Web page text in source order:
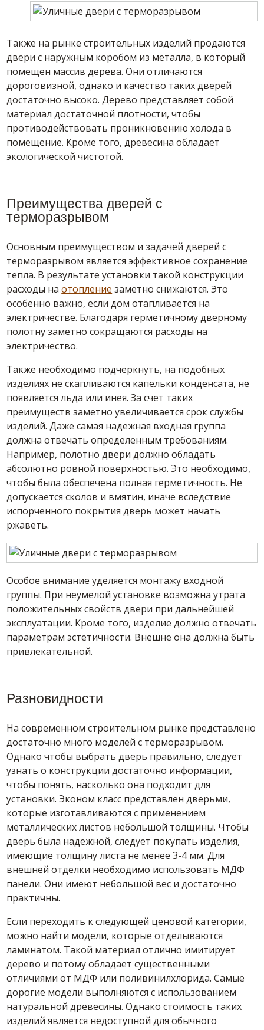
Также на рынке строительных изделий продаются
двери с наружным коробом из металла, в который
помещен массив дерева. Они отличаются
дороговизной, однако и качество таких дверей
достаточно высоко. Дерево представляет собой
материал достаточной плотности, чтобы
противодействовать проникновению холода в
помещение. Кроме того, древесина обладает
экологической чистотой.
Преимущества дверей с
терморазрывом
Основным преимуществом и задачей дверей с
терморазрывом является эффективное сохранение
тепла. В результате установки такой конструкции
расходы наотопление заметно снижаются. Это
особенно важно, если дом отапливается на
электричестве. Благодаря герметичному дверному
полотну заметно сокращаются расходы на
электричество.
Также необходимо подчеркнуть, на подобных
изделиях не скапливаются капельки конденсата, не
появляется льда или инея. За счет таких
преимуществ заметно увеличивается срок службы
изделий. Даже самая надежная входная группа
должна отвечать определенным требованиям.
Например, полотно двери должно обладать
абсолютно ровной поверхностью. Это необходимо,
чтобы была обеспечена полная герметичность. Не
допускается сколов и вмятин, иначе вследствие
испорченного покрытия дверь может начать
ржаветь.
Особое внимание уделяется монтажу входной
группы. При неумелой установке возможна утрата
положительных свойств двери при дальнейшей
эксплуатации. Кроме того, изделие должно отвечать
параметрам эстетичности. Внешне она должна быть
привлекательной.
Разновидности
На современном строительном рынке представлено
достаточно много моделей с терморазрывом.
Однако чтобы выбрать дверь правильно, следует
узнать о конструкции достаточно информации,
чтобы понять, насколько она подходит для
установки. Эконом класс представлен дверьми,
которые изготавливаются с применением
металлических листов небольшой толщины. Чтобы
дверь была надежной, следует покупать изделия,
имеющие толщину листа не менее 3-4 мм. Для
внешней отделки необходимо использовать МДФ
панели. Они имеют небольшой вес и достаточно
практичны.
Если переходить к следующей ценовой категории,
можно найти модели, которые отделываются
ламинатом. Такой материал отлично имитирует
дерево и потому обладает существенными
отличиями от МДФ или поливинилхлорида. Самые
дорогие модели выполняются с использованием
натуральной древесины. Однако стоимость таких
изделий является недоступной для обычного